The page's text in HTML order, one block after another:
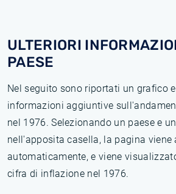
ULTERIORI
PAESE
Nel seguito sono riportati un grafico
informazioni aggiuntive
nel 1976. Selezionando un paese e
nell'apposita casella, la pagina viene
automaticamente, e viene
cifra di inflazione nel 1976.